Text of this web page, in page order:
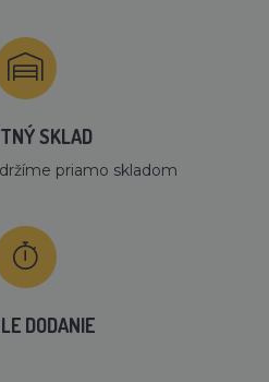
SKLAD
priamo skladom
DODANIE